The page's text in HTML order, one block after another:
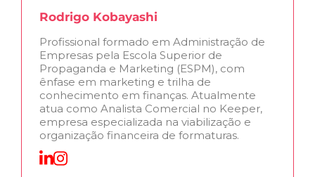
Rodrigo Kobayashi
Profissional formado em Administração de
Empresas pela Escola Superior de
Propaganda e Marketing (ESPM), com
ênfase em marketing e trilha de
conhecimento em finanças. Atualmente
atua como Analista Comercial no Keeper,
empresa especializada na viabilização e
organização financeira de formaturas.